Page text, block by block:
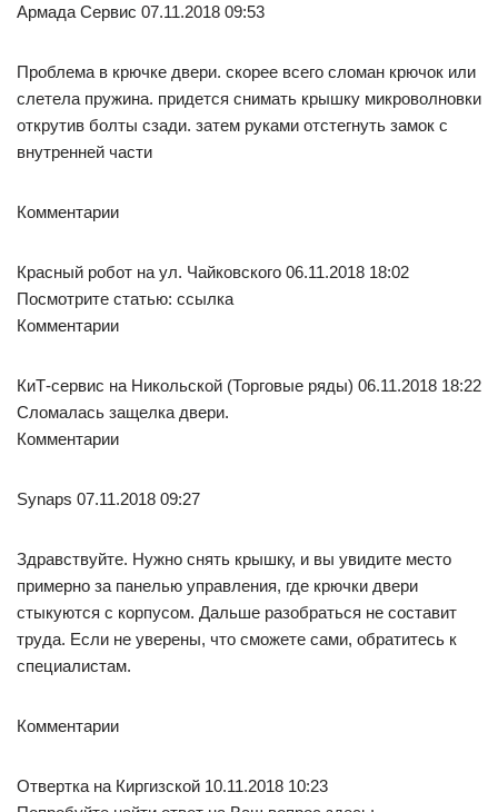
Армада Сервис 07.11.2018 09:53
Проблема в крючке двери. скорее всего сломан крючок или
слетела пружина. придется снимать крышку микроволновки
открутив болты сзади. затем руками отстегнуть замок с
внутренней части
Комментарии
Красный робот на ул. Чайковского 06.11.2018 18:02
Посмотрите статью: ссылка
Комментарии
КиТ-сервис на Никольской (Торговые ряды) 06.11.2018 18:22
Сломалась защелка двери.
Комментарии
Synaps 07.11.2018 09:27
Здравствуйте. Нужно снять крышку, и вы увидите место
примерно за панелью управления, где крючки двери
стыкуются с корпусом. Дальше разобраться не составит
труда. Если не уверены, что сможете сами, обратитесь к
специалистам.
Комментарии
Отвертка на Киргизской 10.11.2018 10:23